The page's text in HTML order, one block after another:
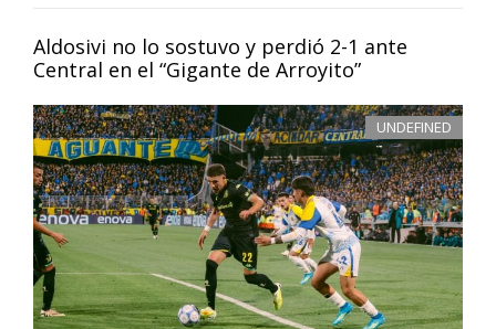
Aldosivi no lo sostuvo y perdió 2-1 ante
Central en el “Gigante de Arroyito”
UNDEFINED